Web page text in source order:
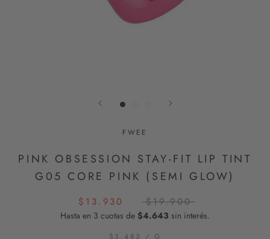
FWEE
PINK OBSESSION STAY-FIT LIP TINT
G05 CORE PINK (SEMI GLOW)
$13.930 $19.900
Hasta en 3 cuotas de $4.643 sin interés.
$3.483 / G